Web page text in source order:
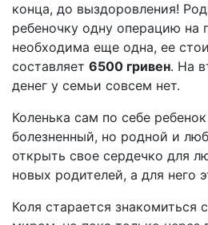
конца, до выздоровления!
ребеночку одну операцию на
необходима еще одна, ее
составляет 6500 гривен. На
денег у семьи совсем нет.
Коленька сам по себе
болезненный, но родной и
открыть свое сердечко для
новых родителей, а для него
Коля старается